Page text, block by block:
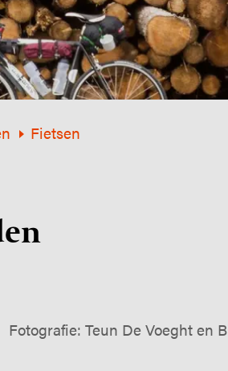
Fietsen
Fotografie: Teun De Voeght en